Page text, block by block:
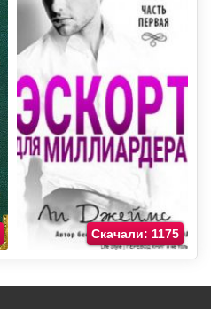
Скачали: 1175